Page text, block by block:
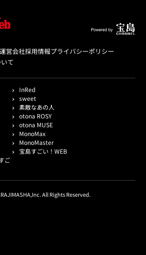
運営会社採用情報プライバシーポリシー
て
InRed
sweet
素敵なあの人
otona ROSY
otona MUSE
MonoMax
MonoMaster
宝島すごい！WEB
ご
All Rights Reserved.